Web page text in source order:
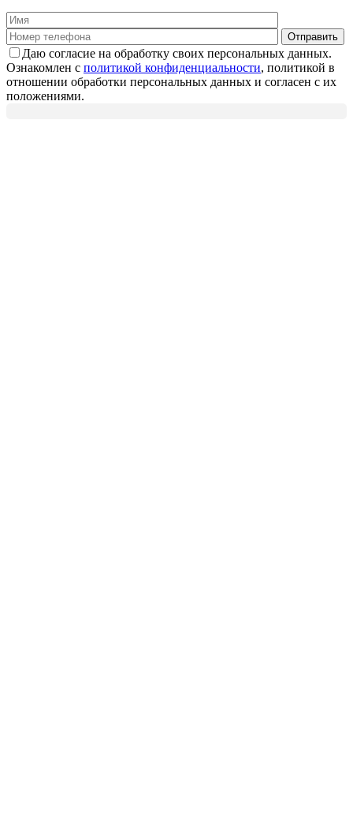
Даю согласие на обработку своих персональных данных.
Ознакомлен с политикой конфиденциальности, политикой в
отношении обработки персональных данных и согласен с их
положениями.